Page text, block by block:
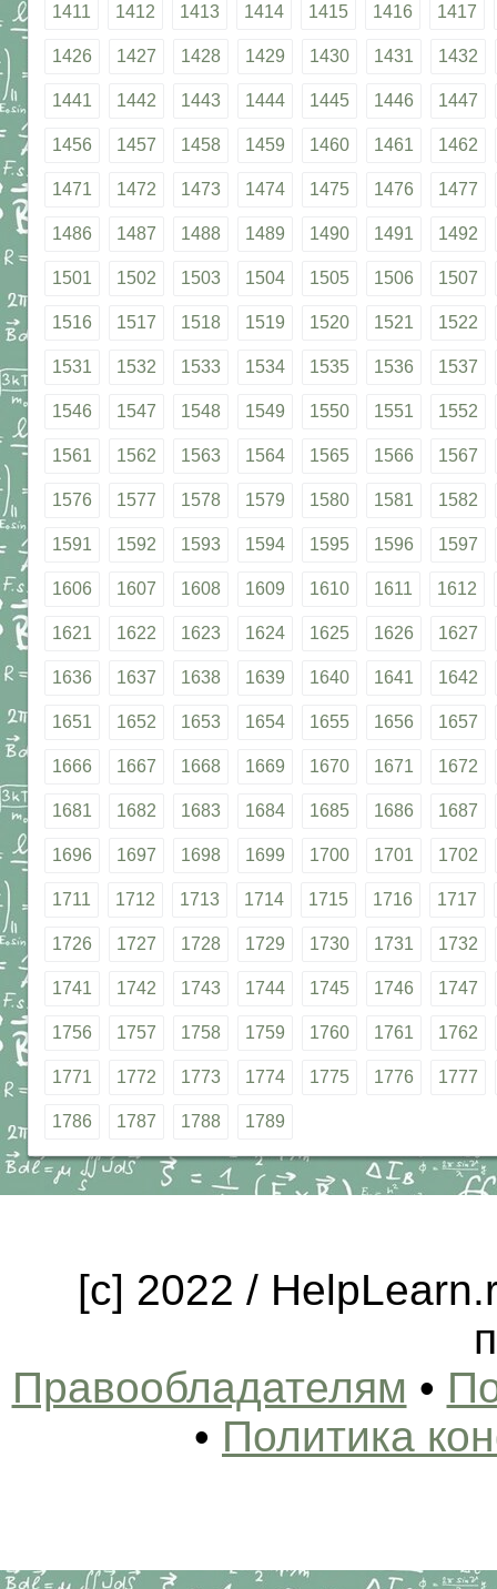
1411 1412 1413 1414 1415 1416 1417
1426 1427 1428 1429 1430 1431 1432
1441 1442 1443 1444 1445 1446 1447
1456 1457 1458 1459 1460 1461 1462
1471 1472 1473 1474 1475 1476 1477
1486 1487 1488 1489 1490 1491 1492
1501 1502 1503 1504 1505 1506 1507
1516 1517 1518 1519 1520 1521 1522
1531 1532 1533 1534 1535 1536 1537
1546 1547 1548 1549 1550 1551 1552
1561 1562 1563 1564 1565 1566 1567
1576 1577 1578 1579 1580 1581 1582
1591 1592 1593 1594 1595 1596 1597
1606 1607 1608 1609 1610 1611 1612
1621 1622 1623 1624 1625 1626 1627
1636 1637 1638 1639 1640 1641 1642
1651 1652 1653 1654 1655 1656 1657
1666 1667 1668 1669 1670 1671 1672
1681 1682 1683 1684 1685 1686 1687
1696 1697 1698 1699 1700 1701 1702
1711 1712 1713 1714 1715 1716 1717
1726 1727 1728 1729 1730 1731 1732
1741 1742 1743 1744 1745 1746 1747
1756 1757 1758 1759 1760 1761 1762
1771 1772 1773 1774 1775 1776 1777
1786 1787 1788 1789
[c] 2022 /
Правообладателям •
• Политика